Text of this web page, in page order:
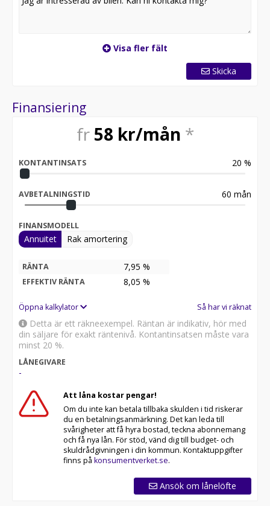
Visa fler fält
Skicka
Finansiering
fr 58kr/mån *
KONTANTINSATS 20 %
AVBETALNINGSTID 60 mån
FINANSMODELL
Annuitet Rak amortering
RÄNTA 7,95 %
EFFEKTIV RÄNTA 8,05 %
Öppna kalkylator Så har vi räknat
Detta är ett räkneexempel. Räntan är indikativ, hör med
din säljare för exakt räntenivå. Kontantinsatsen måste vara
minst 20 %.
LÅNEGIVARE
-
Att låna kostar pengar!
Om du inte kan betala tillbaka skulden i tid riskerar
du en betalningsanmärkning. Det kan leda till
svårigheter att få hyra bostad, teckna abonnemang
och få nya lån. För stöd, vänd dig till budget- och
skuldrådgivningen i din kommun. Kontaktuppgifter
finns på konsumentverket.se.
Ansök om lånelöfte